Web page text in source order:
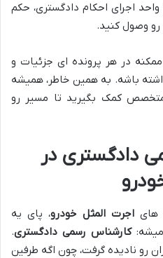
اجرای احکام دادگستری، حکم
رو وصول کنید.
در هر پرونده ای جزئیات و
باشه. به همین خاطر، همیشه
کمک بگیرید تا مسیر رو
دادگستری در
هایاجرت المثل خودرو، پای یه
میشه:کارشناس رسمی دادگستری.
رو نادیده گرفت، چون اگه طرفین